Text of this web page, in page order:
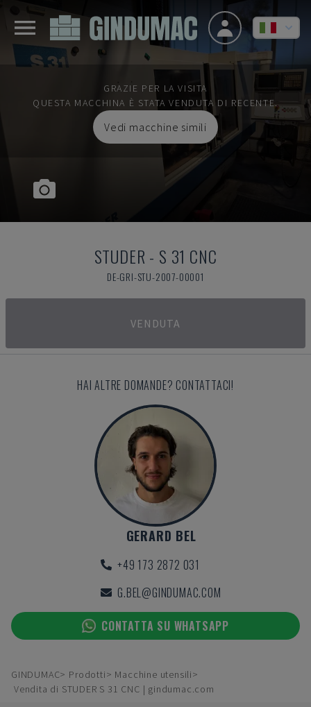
GRAZIE PER LA VISITA
QUESTA MACCHINA È STATA VENDUTA DI RECENTE.
Vedi macchine simili
STUDER - S 31 CNC
DE-GRI-STU-2007-00001
VENDUTA
HAI ALTRE DOMANDE? CONTATTACI!
GERARD BEL
+49 173 2872 031
G.BEL@GINDUMAC.COM
CONTATTA SU WHATSAPP
GINDUMAC Prodotti
Macchine utensili
Vendita di STUDER S 31 CNC | gindumac.com